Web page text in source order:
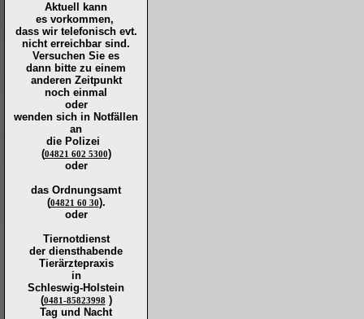
Aktuell kann
es vorkommen,
dass wir telefonisch evt.
nicht erreichbar sind.
Versuchen Sie es
dann bitte zu einem
anderen Zeitpunkt
noch einmal
oder
wenden sich in Notfällen
an
die Polizei
(04821 602 5300)
oder
das Ordnungsamt
(04821 60 30).
oder
Tiernotdienst
der diensthabende
Tierärztepraxis
in
Schleswig-Holstein
(0481-85823998 )
Tag und Nacht